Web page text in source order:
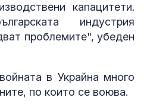
капацитети.
индустрия
проблемите", убеден
в Украйна много
по които се воюва.